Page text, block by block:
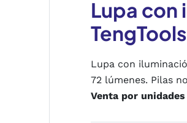
Lupa con
Lupa con
72 lúmenes. Pilas
Venta por unidades